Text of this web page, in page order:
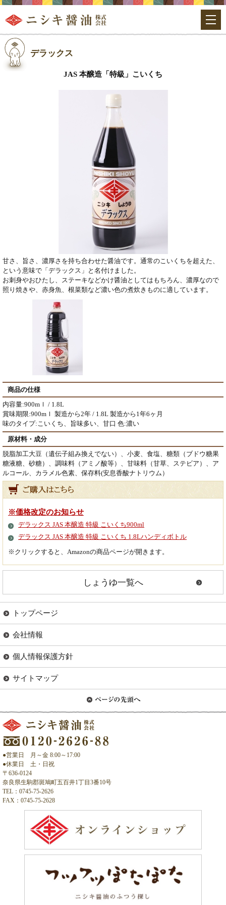
デラックス
JAS 本醸造「特級」こいくち
甘さ、旨さ、濃厚さを持ち合わせた醤油です。通常のこいくちを超えた、
という意味で「デラックス」と名付けました。
お刺身やおひたし、ステーキなどかけ醤油としてはもちろん、濃厚なので
照り焼きや、赤身魚、根菜類など濃い色の煮炊きものに適しています。
商品の仕様
内容量:900mｌ / 1.8L
賞味期限:900mｌ 製造から2年 / 1.8L 製造から1年6ヶ月
味のタイプ:こいくち、旨味多い、甘口 色:濃い
原材料・成分
脱脂加工大豆（遺伝子組み換えでない）、小麦、食塩、糖類（ブドウ糖果
糖液糖、砂糖）、調味料（アミノ酸等）、甘味料（甘草、ステビア）、ア
ルコール、カラメル色素、保存料(安息香酸ナトリウム）
※価格改定のお知らせ
デラックス JAS 本醸造 特級 こいくち900ml
デラックス JAS 本醸造 特級 こいくち 1.8Lハンディボトル
※クリックすると、Amazonの商品ページが開きます。
しょうゆ一覧へ
トップページ
会社情報
個人情報保護方針
サイトマップ
●営業日 月～金 8:00～17:00
●休業日 土・日祝
〒636-0124
奈良県生駒郡斑鳩町五百井1丁目3番10号
TEL：0745-75-2626
FAX：0745-75-2628